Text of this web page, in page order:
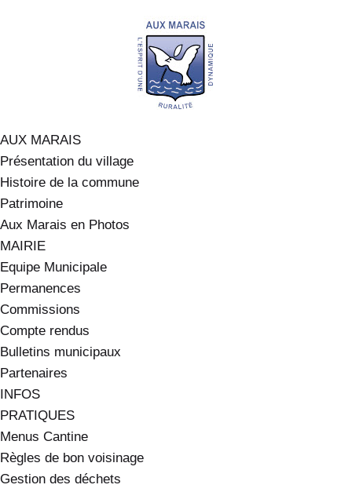
AUX MARAIS
Présentation du village
Histoire de la commune
Patrimoine
Aux Marais en Photos
MAIRIE
Equipe Municipale
Permanences
Commissions
Compte rendus
Bulletins municipaux
Partenaires
INFOS
PRATIQUES
Menus Cantine
Règles de bon voisinage
Gestion des déchets